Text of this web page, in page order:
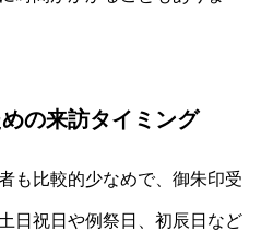
の来訪タイミング
も比較的少なめで、御朱印受
日祝日や例祭日、初辰日など